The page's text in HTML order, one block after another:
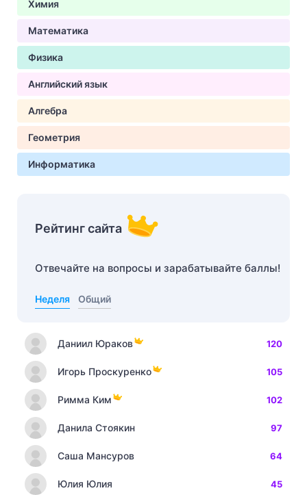
Химия
Математика
Физика
Английский язык
Алгебра
Геометрия
Информатика
Рейтинг сайта
Отвечайте на вопросы и зарабатывайте баллы!
Неделя Общий
Даниил Юраков 120
Игорь Проскуренко 105
Римма Ким 102
Данила Стоякин 97
Саша Мансуров 64
Юлия Юлия 45